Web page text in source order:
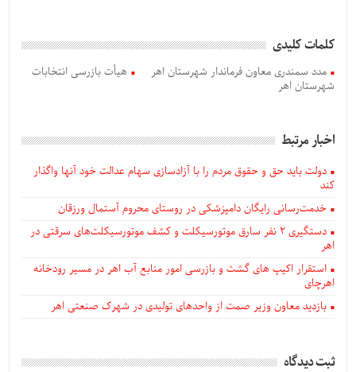
کلمات کلیدی
مدد سمندری معاون فرماندار شهرستان اهر
هیأت بازرسی انتخابات
شهرستان اهر
اخبار مرتبط
دولت باید حق و حقوق مردم را با آزادسازی سهام عدالت خود آنها واگذار
کند
خدمت‌رسانی رایگان دامپزشکی در روستای محروم آستمال ورزقان
دستگيری ۲ نفر سارق موتورسیکلت و کشف موتورسیکلت‌های سرقتی در
اهر
استقرار اکیپ های گشت و بازرسی امور منابع آب اهر در مسیر رودخانه
اهرچای
بازدید معاون وزیر صمت از واحدهای تولیدی در شهرک صنعتی اهر
ثبت دیدگاه